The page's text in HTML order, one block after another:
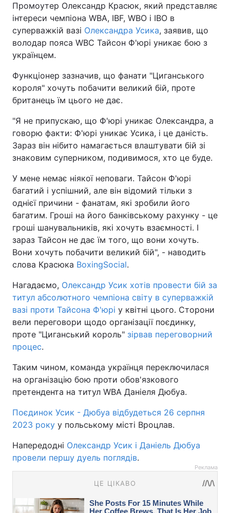
Промоутер Олександр Красюк, який представляє
інтереси чемпіона WBA, IBF, WBO і IBO в
суперважкій вазі Олександра Усика, заявив, що
володар пояса WBC Тайсон Ф'юрі уникає бою з
українцем.
Функціонер зазначив, що фанати "Циганського
короля" хочуть побачити великий бій, проте
британець їм цього не дає.
"Я не припускаю, що Ф'юрі уникає Олександра, а
говорю факти: Ф'юрі уникає Усика, і це даність.
Зараз він нібито намагається влаштувати бій зі
знаковим суперником, подивимося, хто це буде.
У мене немає ніякої неповаги. Тайсон Ф'юрі
багатий і успішний, але він відомий тільки з
однієї причини - фанатам, які зробили його
багатим. Гроші на його банківському рахунку - це
гроші шанувальників, які хочуть взаємності. І
зараз Тайсон не дає їм того, що вони хочуть.
Вони хочуть побачити великий бій", - наводить
слова Красюка BoxingSocial.
Нагадаємо, Олександр Усик хотів провести бій за
титул абсолютного чемпіона світу в суперважкій
вазі проти Тайсона Ф'юрі у квітні цього. Сторони
вели переговори щодо організації поєдинку,
проте "Циганський король" зірвав переговорний
процес.
Таким чином, команда українця переключилася
на організацію бою проти обов'язкового
претендента на титул WBA Даніеля Дюбуа.
Поєдинок Усик - Дюбуа відбудеться 26 серпня
2023 року у польському місті Вроцлав.
Напередодні Олександр Усик і Даніель Дюбуа
провели першу дуель поглядів.
Реклама